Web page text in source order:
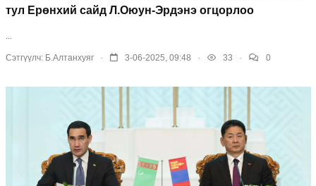
тул Ерөнхий сайд Л.Оюун-Эрдэнэ огцорлоо
Сэтгүүлч: Б.Алтанхуяг . 3-06-2025, 09:48 . 33 . 0